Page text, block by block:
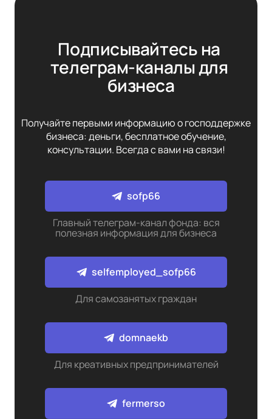
Подписывайтесь на
телеграм-каналы для
бизнеса
Получайте первыми информацию о господдержке
бизнеса: деньги, бесплатное обучение,
консультации. Всегда с вами на связи!
sofp66
Главный телеграм-канал фонда: вся
полезная информация для бизнеса
selfemployed_sofp66
Для самозанятых граждан
domnaekb
Для креативных предпринимателей
fermerso